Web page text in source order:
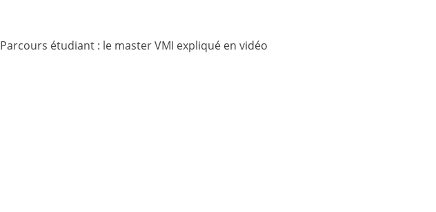
Parcours étudiant : le master VMI expliqué en vidéo